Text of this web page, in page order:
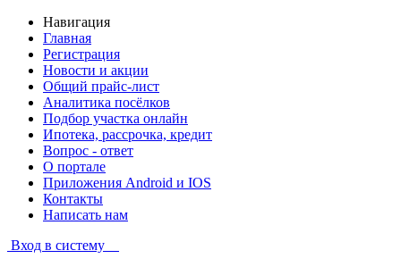
Навигация
Главная
Регистрация
Новости и акции
Общий прайс-лист
Аналитика посёлков
Подбор участка онлайн
Ипотека, рассрочка, кредит
Вопрос - ответ
О портале
Приложения Android и IOS
Контакты
Написать нам
Вход в систему